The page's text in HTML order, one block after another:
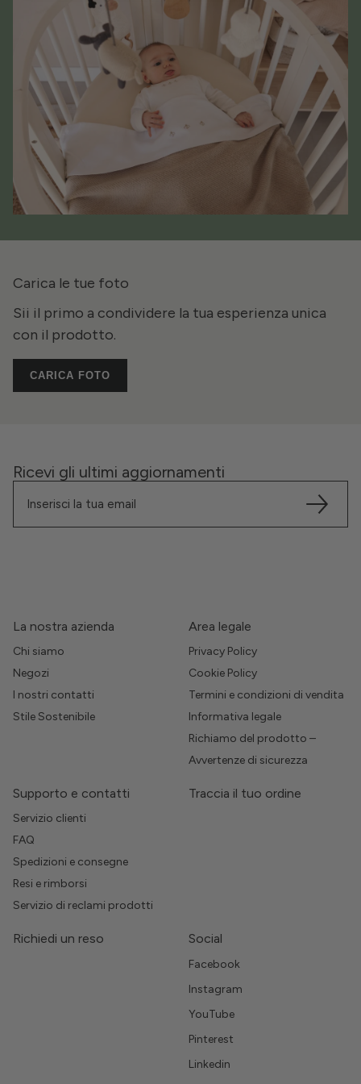
Carica le tue foto
Sii il primo a condividere la tua esperienza unica
con il prodotto.
CARICA FOTO
Ricevi gli ultimi aggiornamenti
La nostra azienda
Chi siamo
Negozi
I nostri contatti
Stile Sostenibile
Area legale
Privacy Policy
Cookie Policy
Termini e condizioni di vendita
Informativa legale
Richiamo del prodotto –
Avvertenze di sicurezza
Supporto e contatti
Servizio clienti
FAQ
Spedizioni e consegne
Resi e rimborsi
Servizio di reclami prodotti
Traccia il tuo ordine
Richiedi un reso Social
Facebook
Instagram
YouTube
Pinterest
Linkedin